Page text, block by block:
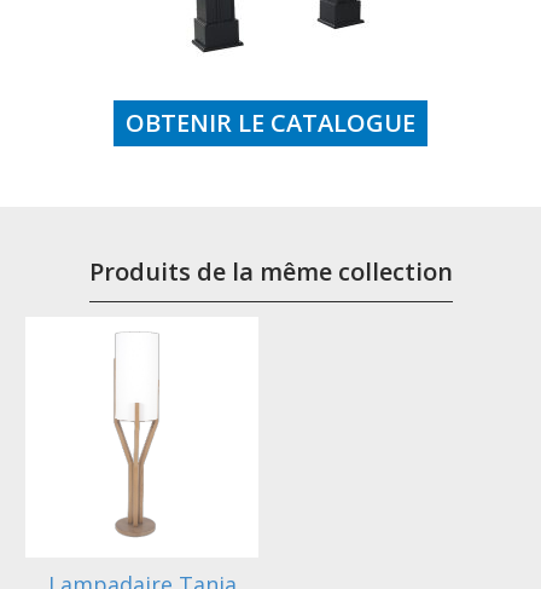
OBTENIR LE CATALOGUE
Produits de la même collection